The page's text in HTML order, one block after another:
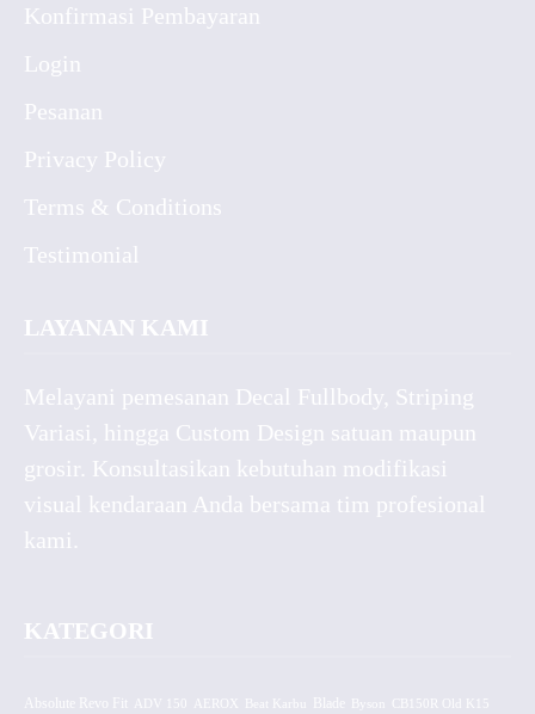
Konfirmasi Pembayaran
Login
Pesanan
Privacy Policy
Terms & Conditions
Testimonial
LAYANAN KAMI
Melayani pemesanan Decal Fullbody, Striping
Variasi, hingga Custom Design satuan maupun
grosir. Konsultasikan kebutuhan modifikasi
visual kendaraan Anda bersama tim profesional
kami.
KATEGORI
Absolute Revo Fit ADV 150 AEROX CB150R Old K15